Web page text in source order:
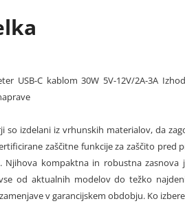
USB-C kablom 30W 5V-12V/2A-3A
so izdelani iz vrhunskih materialov, da
zaščitne funkcije za zaščito
Njihova kompaktna in robustna
od aktualnih modelov do težko
v garancijskem obdobju. Ko